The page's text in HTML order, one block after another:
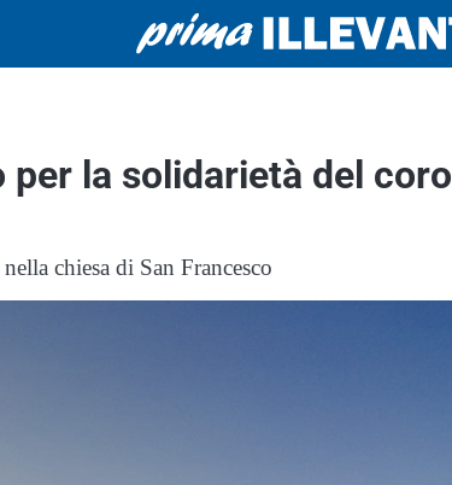
la solidarietà del coro
chiesa di San Francesco